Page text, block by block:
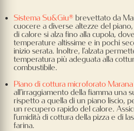
Sistema Su&Giu® brevettato da
cuocere a diverse altezze del
di calore si alza fino alla cupola,
temperature altissime e in pochi
inizio serata. Inoltre, l’alzata
temperatura più adeguata alla
combustibile.
Piano di cottura microforato
all'irraggiamento della fiamma una
rispetto a quella di un piano liscio,
un recupero rapido del calore.
l’umidità di cottura della pizza e di
farina.